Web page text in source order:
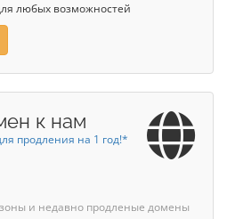
любых возможностей
к нам
продления на 1 год!*
и недавно продленые домены